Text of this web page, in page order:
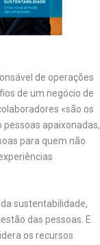
de operações
de um negócio de
«são os
pessoas apaixonadas,
para quem não
sustentabilidade,
das pessoas. E
os recursos